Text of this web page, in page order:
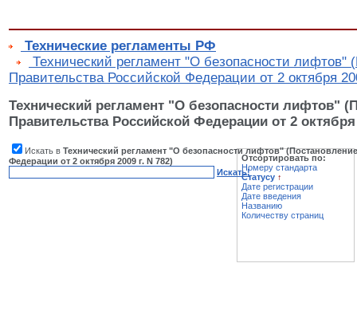
Технические регламенты РФ
Технический регламент "О безопасности лифтов"
Правительства Российской Федерации от 2 октября
Технический регламент "О безопасности лифтов"
Правительства Российской Федерации от 2 октября
Искать в Технический регламент "О безопасности лифтов"
Федерации от 2 октября 2009 г. N 782)
Искать!
Отсортировать по:
Номеру стандарта
Статусу ↑
Дате регистрации
Дате введения
Названию
Количеству страниц